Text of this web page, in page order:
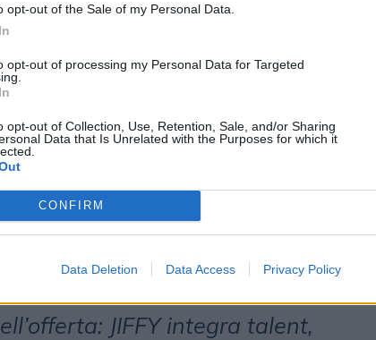
opt-out of the Sale of my Personal Data.
opt-out of processing my Personal Data for Targeted
opt-out of Collection, Use, Retention, Sale, and/or Sharing
Data that Is Unrelated with the Purposes for which it
CONFIRM
Data Deletion Data Access Privacy Policy
Se devo individuare i fattori
sono soprattutto due: la
non fermarsi mai. Essere
succede, ai nuovi creator, ai
Guardiamo molto
i competitor: se qualcuno fa
è giusto prenderne ispirazione.
che guida la nostra
JIFFY integra talent,